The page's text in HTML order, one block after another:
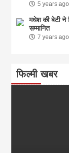
5 years ago
मधेश की बेटी ने
सम्मानित
7 years ago
फिल्मी खबर